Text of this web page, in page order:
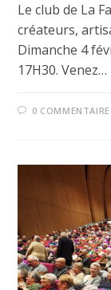
Le club de La
créateurs,
Dimanche 4
17H30. Venez…
0 COMMENTAIRE